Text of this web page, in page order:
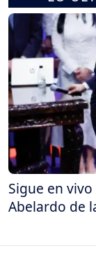
Sigue en
Abelardo de